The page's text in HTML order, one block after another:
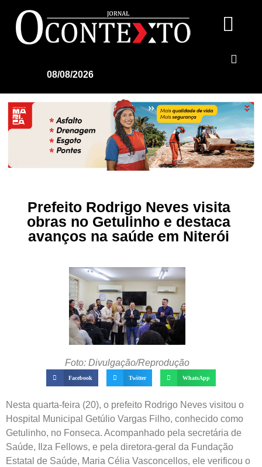
08/08/2026
Prefeito Rodrigo Neves visita
obras no Getulinho e destaca
avanços na saúde em Niterói
Foto: Divulgação/Reprodução
Facebook Twitter WhatsApp
Nesta quarta-feira (20), o prefeito Rodrigo Neves visitou o
Hospital Municipal Getúlio Vargas Filho, conhecido como
Getulinho, no Fonseca. Acompanhado pela secretária de
Saúde, Ilza Fellows, e pela diretora-geral da Fundação
Estatal de Saúde, Maria Célia Vasconcellos, ele verificou o